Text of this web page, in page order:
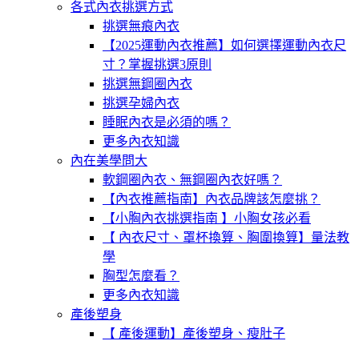
各式內衣挑選方式
挑選無痕內衣
【2025運動內衣推薦】如何選擇運動內衣尺
寸？掌握挑選3原則
挑選無鋼圈內衣
挑選孕婦內衣
睡眠內衣是必須的嗎？
更多內衣知識
內在美學問大
軟鋼圈內衣、無鋼圈內衣好嗎？
【內衣推薦指南】內衣品牌該怎麼挑？
【小胸內衣挑選指南 】小胸女孩必看
【 內衣尺寸、罩杯換算、胸圍換算】量法教
學
胸型怎麼看？
更多內衣知識
產後塑身
【 產後運動】產後塑身、瘦肚子